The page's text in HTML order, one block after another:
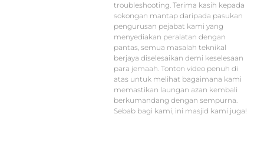
troubleshooting. Terima kasih kepada
sokongan mantap daripada pasukan
pengurusan pejabat kami yang
menyediakan peralatan dengan
pantas, semua masalah teknikal
berjaya diselesaikan demi keselesaan
para jemaah. Tonton video penuh di
atas untuk melihat bagaimana kami
memastikan laungan azan kembali
berkumandang dengan sempurna.
Sebab bagi kami, ini masjid kami juga!